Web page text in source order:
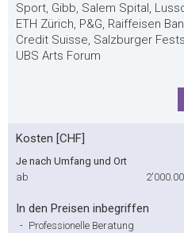
Sport, Gibb, Salem Spital,
ETH Zürich, P&G, Raiffeisen
Credit Suisse, Salzburger
UBS Arts Forum
Kosten [CHF]
Je nach Umfang und Ort
ab
2'000.00
In den Preisen inbegriffen
- Professionelle Beratung